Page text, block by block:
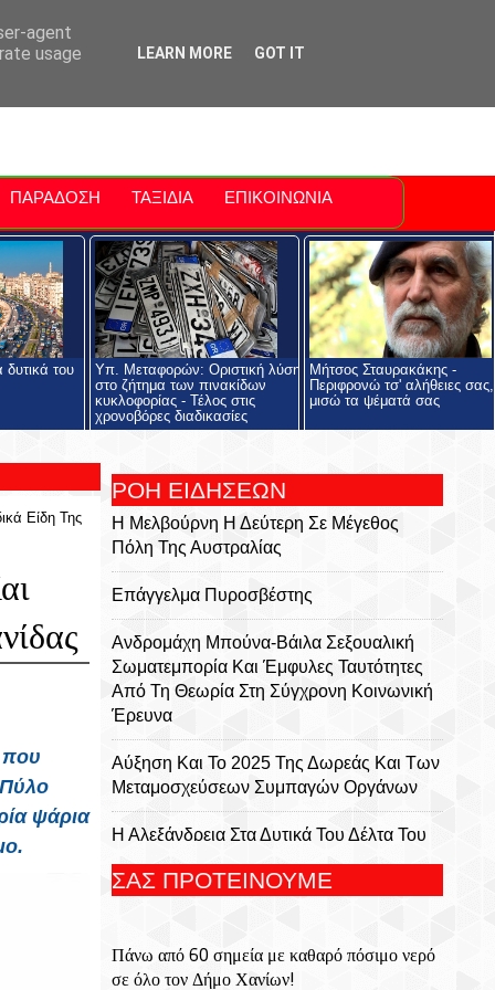
Polis
ΠΑΡΑΔΟΣΗ ΤΑΞΙΔΙΑ ΕΠΙΚΟΙΝΩΝΙΑ
δυτικά του
Υπ. Μεταφορών: Οριστική λύση
στο ζήτημα των πινακίδων
κυκλοφορίας - Τέλος στις
χρονοβόρες διαδικασίες
Μήτσος Σταυρακάκης -
Περιφρονώ τσ' αλήθειες σας,
μισώ τα ψέματά σας
Είδη Της
που
ψάρια
ΡΟΗ ΕΙΔΗΣΕΩΝ
Η Μελβούρνη Η Δεύτερη Σε Μέγεθος
Πόλη Της Αυστραλίας
Επάγγελμα Πυροσβέστης
Ανδρομάχη Μπούνα-Βάιλα Σεξουαλική
Σωματεμπορία Και Έμφυλες Ταυτότητες
Από Τη Θεωρία Στη Σύγχρονη Κοινωνική
Έρευνα
Αύξηση Και Το 2025 Της Δωρεάς Και Των
Μεταμοσχεύσεων Συμπαγών Οργάνων
Η Αλεξάνδρεια Στα Δυτικά Του Δέλτα Του
Τέλος Στις Χρονοβόρες Διαδικασίες
ΣΑΣ ΠΡΟΤΕΙΝΟΥΜΕ
Πάνω από 60 σημεία με καθαρό πόσιμο νερό
σε όλο τον Δήμο Χανίων!
agent
usage
LEARN MORE GOT IT